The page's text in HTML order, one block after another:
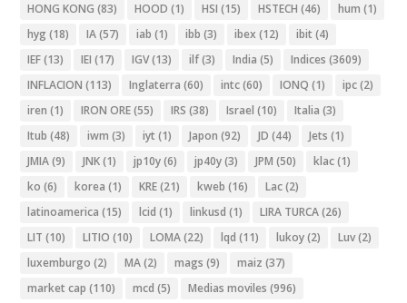
HONG KONG (83) HOOD (1) HSI (15) HSTECH (46) hum (1)
hyg (18) IA(57) iab (1) ibb (3) ibex (12) ibit (4)
IEF(13) IEI (17) IGV(13) ilf(3) India (5) Indices (3609)
INFLACION (113) Inglaterra (60) intc(60) IONQ (1) ipc(2)
iren (1) IRON ORE(55) IRS (38) Israel (10) Italia (3)
Itub (48) iwm (3) iyt (1) Japon (92) JD (44) Jets (1)
JMIA(9) JNK(1) jp10y(6) jp40y(3) JPM (50) klac(1)
ko (6) korea (1) KRE(21) kweb (16) Lac(2)
latinoamerica (15) lcid (1) linkusd (1) LIRA TURCA(26)
LIT (10) LITIO (10) LOMA(22) lqd (11) lukoy(2) Luv(2)
luxemburgo (2) MA(2) mags (9) maiz (37)
market cap (110) mcd (5) Medias moviles (996)